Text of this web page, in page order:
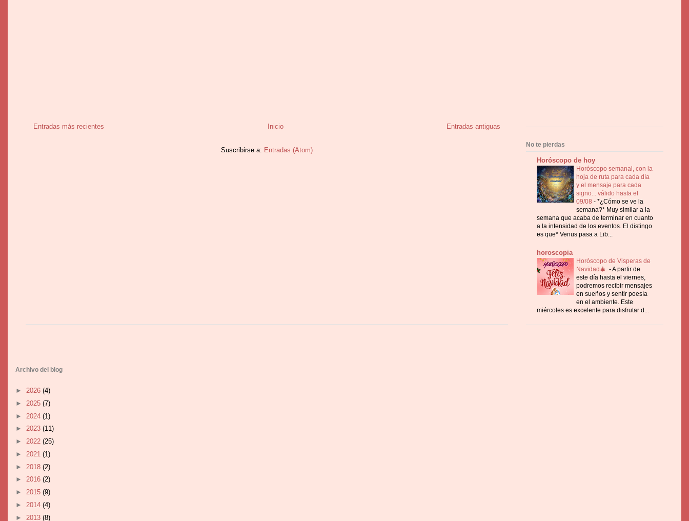
Entradas más recientes Entradas antiguas
Inicio
Suscribirse a: Entradas (Atom)
No te pierdas
Horóscopo de hoy
Horóscopo semanal, con la
hoja de ruta para cada día
y el mensaje para cada
signo... válido hasta el
09/08 - *¿Cómo se ve la
semana?* Muy similar a la
semana que acaba de terminar en cuanto
a la intensidad de los eventos. El distingo
es que* Venus pasa a Lib...
horoscopia
Horóscopo de Visperas de
Navidad🎄. -A partir de
este día hasta el viernes,
podremos recibir mensajes
en sueños y sentir poesía
en el ambiente. Este
miércoles es excelente para disfrutar d...
Archivo del blog
► 2026 (4)
► 2025 (7)
► 2024 (1)
► 2023 (11)
► 2022 (25)
► 2021 (1)
► 2018 (2)
► 2016 (2)
► 2015 (9)
► 2014 (4)
► 2013 (8)